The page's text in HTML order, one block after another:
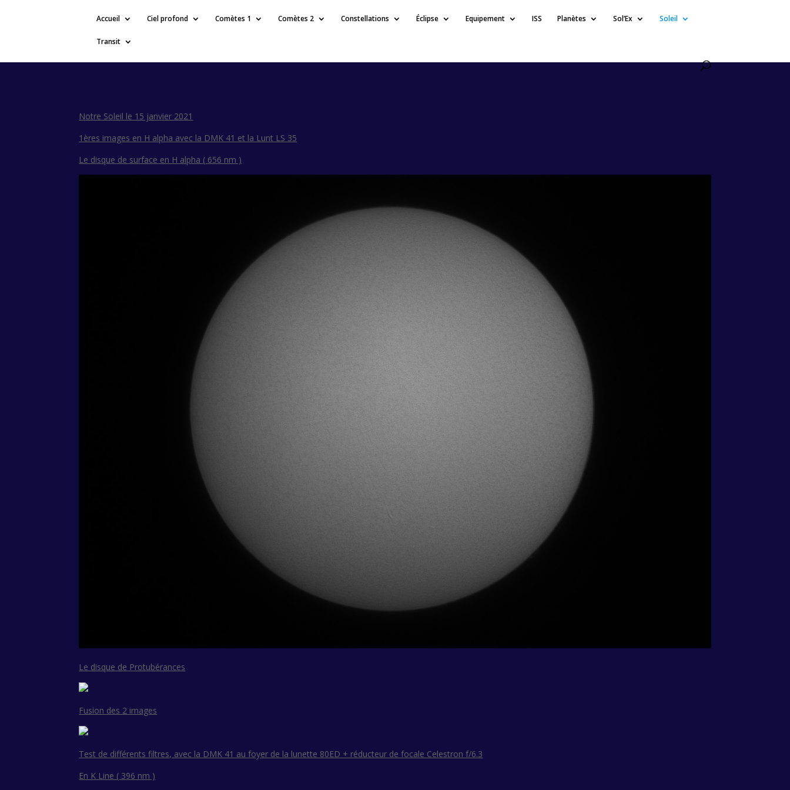
Accueil Ciel profond Comètes 1 Comètes 2 Constellations Éclipse Equipement ISS Planètes Sol’Ex Soleil
Transit
Notre Soleil le 15 janvier 2021
1ères images en H alpha avec la DMK 41 et la Lunt LS 35
Le disque de surface en H alpha ( 656 nm )
Le disque de Protubérances
Fusion des 2 images
Test de différents filtres, avec la DMK 41 au foyer de la lunette 80ED + réducteur de focale Celestron f/6.3
En K Line ( 396 nm )